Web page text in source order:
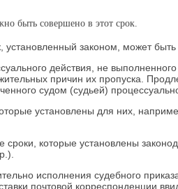
быть совершено в этот срок.
законом, может быть
действия, не
причин их пропуска.
судом (судьей)
установлены для них,
которые установлены
исполнения судебного
почтовой корреспонденции